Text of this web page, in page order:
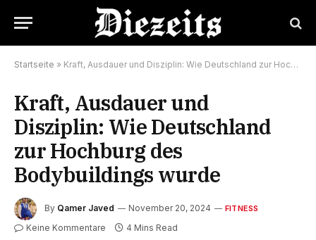
Startseite » Kraft, Ausdauer und Disziplin: Wie Deutschland zur Hochburg des Bodybuildings wurde
Kraft, Ausdauer und
Disziplin: Wie Deutschland
zur Hochburg des
Bodybuildings wurde
By Qamer Javed November 20, 2024 FITNESS
Keine Kommentare 4 Mins Read